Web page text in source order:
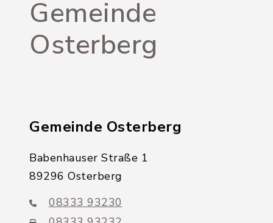
Gemeinde
Osterberg
Gemeinde Osterberg
Babenhauser Straße 1
89296 Osterberg
08333 93230